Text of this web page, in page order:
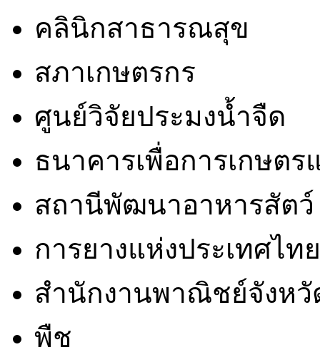
คลินิกสาธารณสุข
สภาเกษตรกร
ศูนย์วิจัยประมงน้ำจืด
ธนาคารเพื่อการเกษต
สถานีพัฒนาอาหารสัตว์
การยางแห่งประเทศไทย
สำนักงานพาณิชย์จังหวั
พืช